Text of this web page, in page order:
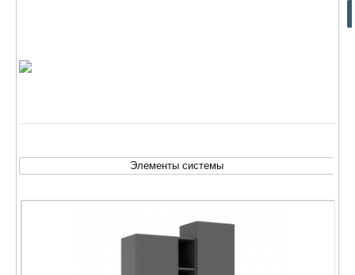
Элементы системы